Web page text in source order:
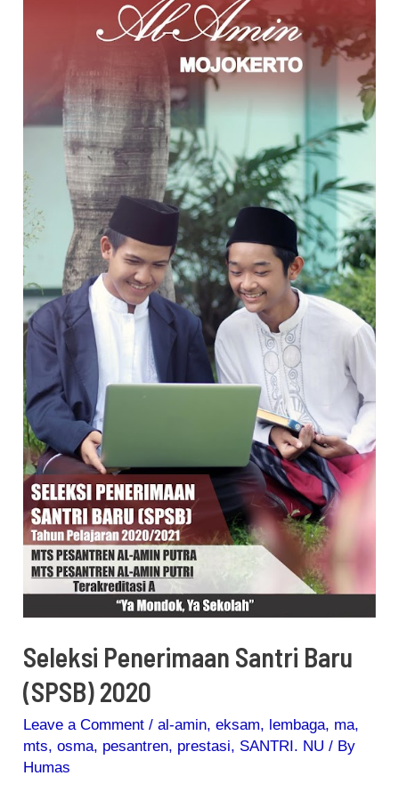
Seleksi Penerimaan Santri Baru
(SPSB) 2020
Leave a Comment /al-amin,eksam, lembaga, ma,
mts,osma, pesantren, prestasi, SANTRI. NU / By
Humas